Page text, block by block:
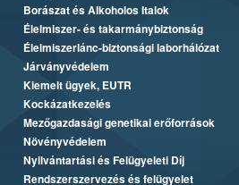
Borászat és Alkoholos Italok
Élelmiszer- és takarmánybiztonság
Élelmiszerlánc-biztonsági laborhálózat
Járványvédelem
Kiemelt ügyek, EUTR
Kockázatkezelés
Mezőgazdasági genetikai erőforrások
Növényvédelem
Nyilvántartási és Felügyeleti Díj
Rendszerszervezés és felügyelet